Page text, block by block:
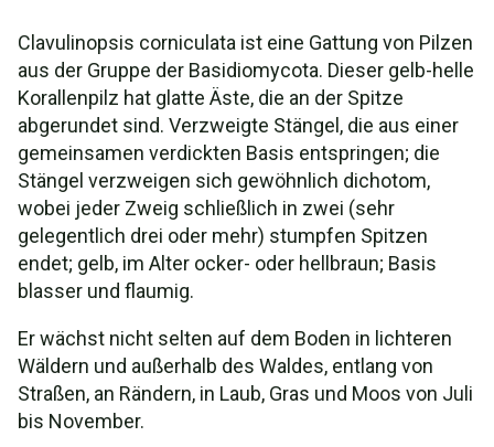
Clavulinopsis corniculata ist eine Gattung von Pilzen
aus der Gruppe der Basidiomycota. Dieser gelb-helle
Korallenpilz hat glatte Äste, die an der Spitze
abgerundet sind. Verzweigte Stängel, die aus einer
gemeinsamen verdickten Basis entspringen; die
Stängel verzweigen sich gewöhnlich dichotom,
wobei jeder Zweig schließlich in zwei (sehr
gelegentlich drei oder mehr) stumpfen Spitzen
endet; gelb, im Alter ocker- oder hellbraun; Basis
blasser und flaumig.
Er wächst nicht selten auf dem Boden in lichteren
Wäldern und außerhalb des Waldes, entlang von
Straßen, an Rändern, in Laub, Gras und Moos von Juli
bis November.